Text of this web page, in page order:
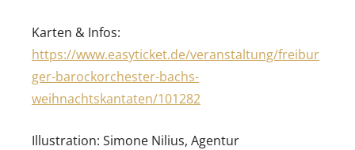
Karten & Infos:
https://www.easyticket.de/veranstaltung/freibur
ger-barockorchester-bachs-
weihnachtskantaten/101282
Illustration: Simone Nilius, Agentur